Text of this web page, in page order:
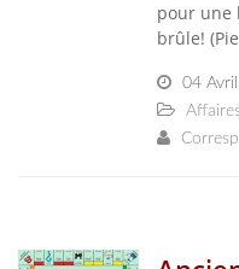
pour une
brûle!
04